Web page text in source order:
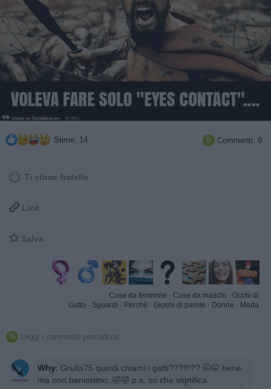
Stime: 14  Commenti: 9
Ti stimo fratello
 Link
 Salva
Cose da femmine · Cose da maschi · Occhi di
Gatto · Sguardi · Perchè · Giochi di parole · Donne · Moda
 Leggi i commenti precedenti...
Why: Grulla75 quindi chiami i gatti???!!!?? 🤭🤭 bene
ma non benissimo..🤣🤣 p.s. so che significa..